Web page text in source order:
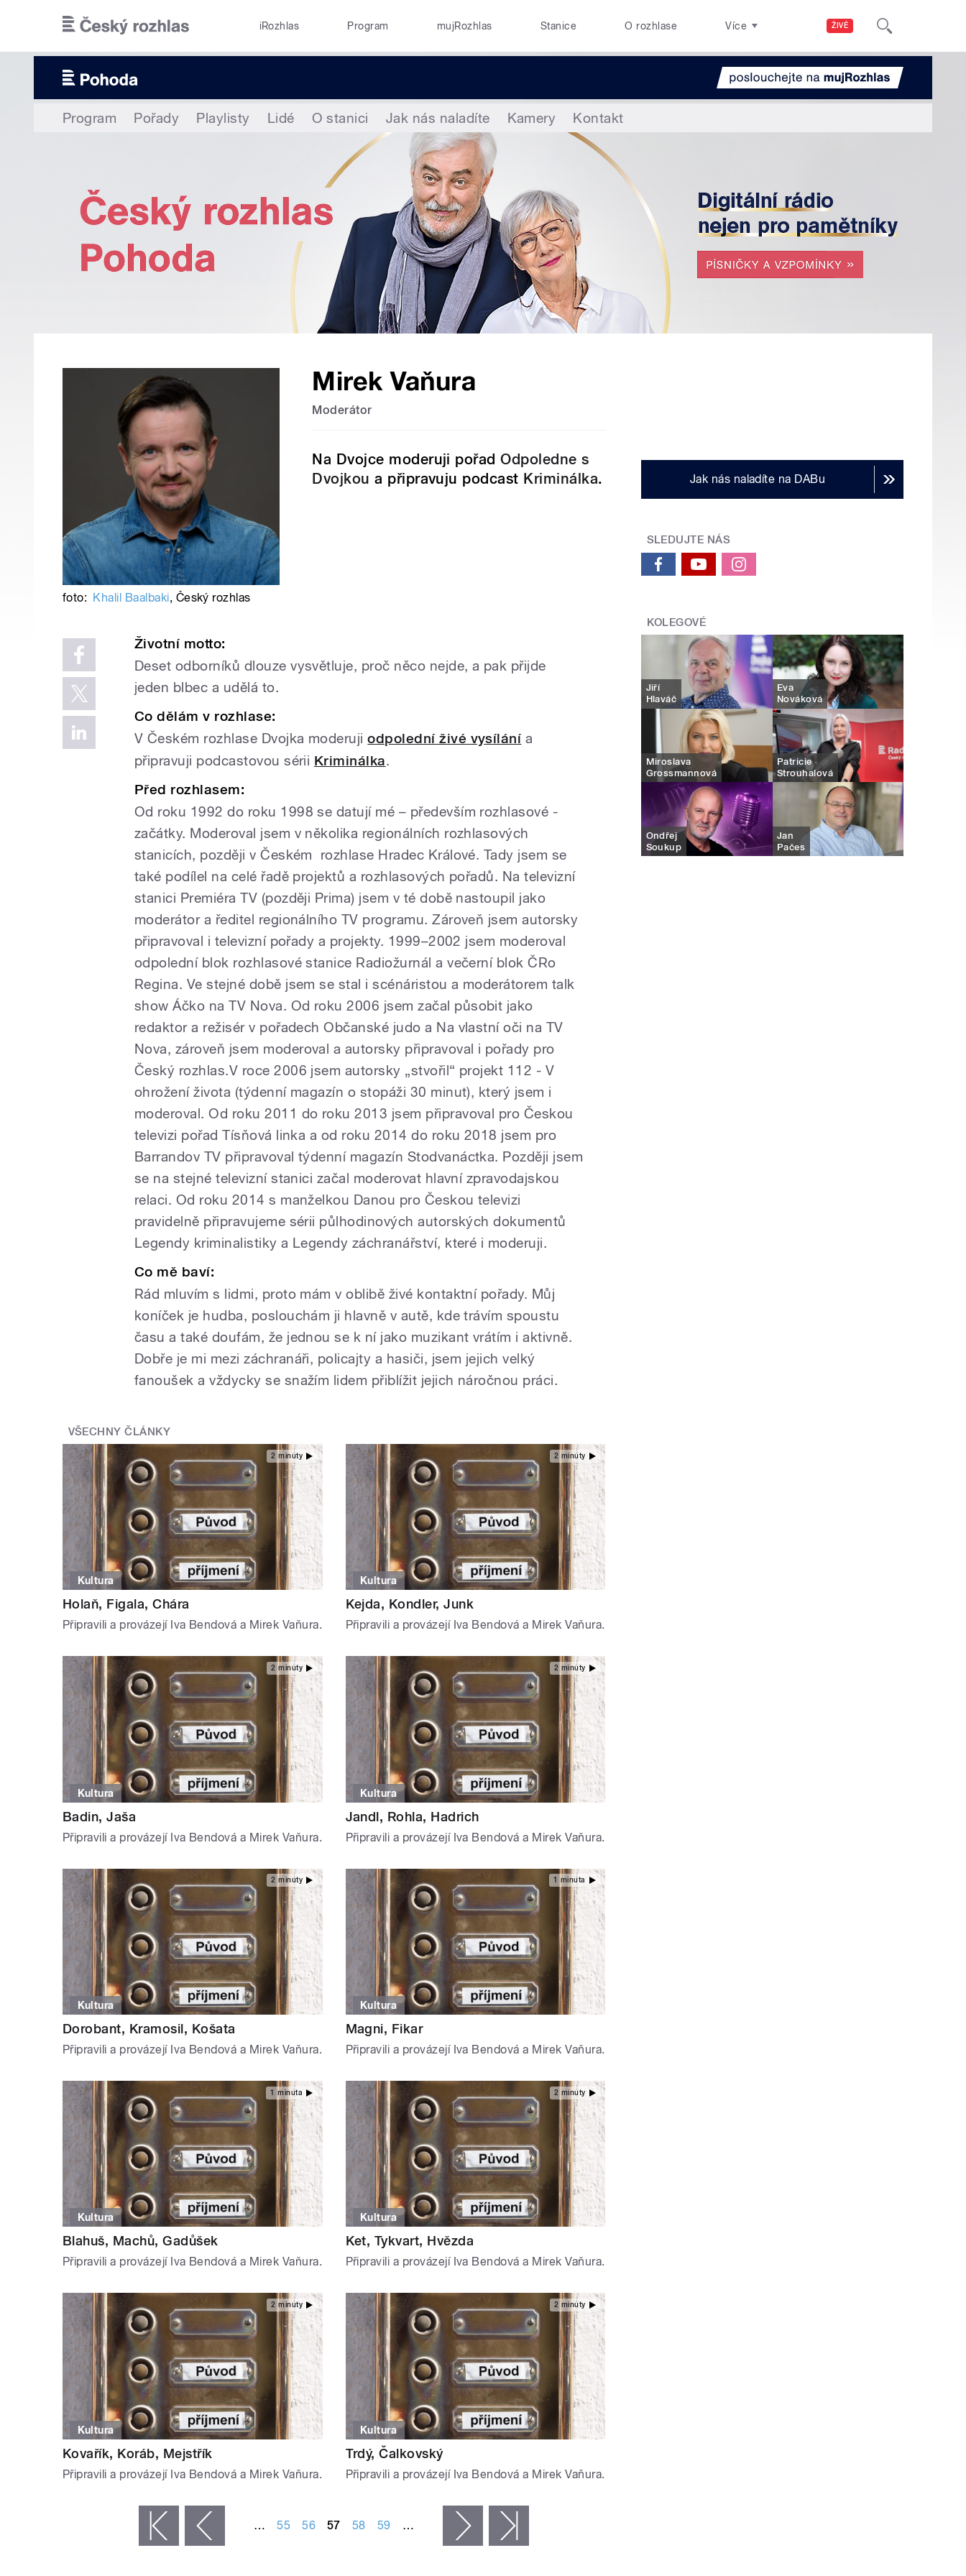
ŽIVĚ
iRozhlas Program mujRozhlas Stanice O rozhlase Více
Program Pořady Playlisty Lidé O stanici Jak nás naladíte Kamery Kontakt
Mirek Vaňura
Moderátor
Na Dvojce moderuji pořadOdpoledne s
Dvojkou a připravuju podcast Kriminálka.
foto: Khalil Baalbaki, Český rozhlas
Životní motto:
Deset odborníků dlouze vysvětluje, proč něco nejde, a pak přijde
jeden blbec a udělá to.
Co dělám v rozhlase:
V Českém rozhlase Dvojka moderujiodpolední živé vysílánía
připravuji podcastovou sérii Kriminálka.
Před rozhlasem:
Od roku 1992 do roku 1998 se datují mé – především rozhlasové -
začátky. Moderoval jsem v několika regionálních rozhlasových
stanicích, později v Českém rozhlase Hradec Králové. Tady jsem se
také podílel na celé řadě projektů a rozhlasových pořadů. Na televizní
stanici Premiéra TV (později Prima) jsem v té době nastoupil jako
moderátor a ředitel regionálního TV programu. Zároveň jsem autorsky
připravoval i televizní pořady a projekty. 1999–2002 jsem moderoval
odpolední blok rozhlasové stanice Radiožurnál a večerní blok ČRo
Regina. Ve stejné době jsem se stal i scénáristou a moderátorem talk
show Áčko na TV Nova. Od roku 2006 jsem začal působit jako
redaktor a režisér v pořadech Občanské judo a Na vlastní oči na TV
Nova, zároveň jsem moderoval a autorsky připravoval i pořady pro
Český rozhlas.V roce 2006 jsem autorsky „stvořil“ projekt 112 - V
ohrožení života (týdenní magazín o stopáži 30 minut), který jsem i
moderoval. Od roku 2011 do roku 2013 jsem připravoval pro Českou
televizi pořad Tísňová linka a od roku 2014 do roku 2018 jsem pro
Barrandov TV připravoval týdenní magazín Stodvanáctka. Později jsem
se na stejné televizní stanici začal moderovat hlavní zpravodajskou
relaci. Od roku 2014 s manželkou Danou pro Českou televizi
pravidelně připravujeme sérii půlhodinových autorských dokumentů
Legendy kriminalistiky a Legendy záchranářství, které i moderuji.
Co mě baví:
Rád mluvím s lidmi, proto mám v oblibě živé kontaktní pořady. Můj
koníček je hudba, poslouchám ji hlavně v autě, kde trávím spoustu
času a také doufám, že jednou se k ní jako muzikant vrátím i aktivně.
Dobře je mi mezi záchranáři, policajty a hasiči, jsem jejich velký
fanoušek a vždycky se snažím lidem přiblížit jejich náročnou práci.
VŠECHNY ČLÁNKY
2 minuty
Kultura
Holaň, Figala, Chára
Připravili a provázejí Iva Bendová a Mirek Vaňura.
2 minuty
Kultura
Kejda, Kondler, Junk
Připravili a provázejí Iva Bendová a Mirek Vaňura.
2 minuty
Kultura
Badin, Jaša
Připravili a provázejí Iva Bendová a Mirek Vaňura.
2 minuty
Kultura
Jandl, Rohla, Hadrich
Připravili a provázejí Iva Bendová a Mirek Vaňura.
2 minuty
Kultura
Dorobant, Kramosil, Košata
Připravili a provázejí Iva Bendová a Mirek Vaňura.
1 minuta
Kultura
Magni, Fikar
Připravili a provázejí Iva Bendová a Mirek Vaňura.
1 minuta
Kultura
Blahuš, Machů, Gadůšek
Připravili a provázejí Iva Bendová a Mirek Vaňura.
2 minuty
Kultura
Ket, Tykvart, Hvězda
Připravili a provázejí Iva Bendová a Mirek Vaňura.
2 minuty
Kultura
Kovařík, Koráb, Mejstřík
Připravili a provázejí Iva Bendová a Mirek Vaňura.
2 minuty
Kultura
Trdý, Čalkovský
Připravili a provázejí Iva Bendová a Mirek Vaňura.
‹ předchozí … 55 56 57 58 59 … následující ›
Jak nás naladíte na DABu
SLEDUJTE NÁS
KOLEGOVÉ
Jiří
Hlaváč
Eva
Nováková
Miroslava
Grossmannová
Patricie
Strouhalová
Ondřej
Soukup
Jan
Pačes